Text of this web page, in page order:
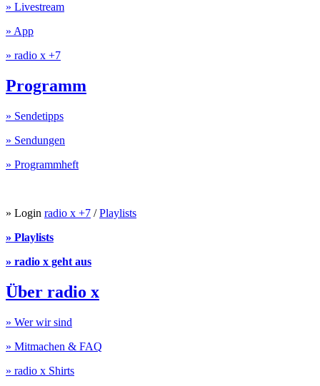
» Livestream
» App
» radio x +7
Programm
» Sendetipps
» Sendungen
» Programmheft
» Login radio x +7 /Playlists
» Playlists
» radio x geht aus
Über radio x
» Wer wir sind
» Mitmachen & FAQ
» radio x Shirts